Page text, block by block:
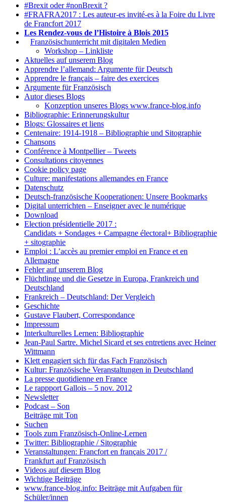
#Brexit oder #nonBrexit ?
#FRAFRA2017 : Les auteur-es invité-es à la Foire du Livre
de Francfort 2017
Les Rendez-vous de l’Histoire à Blois 2015
Französischunterricht mit digitalen Medien
Workshop – Linkliste
Aktuelles auf unserem Blog
Apprendre l’allemand: Argumente für Deutsch
Apprendre le français – faire des exercices
Argumente für Französisch
Autor dieses Blogs
Konzeption unseres Blogs www.france-blog.info
Bibliographie: Erinnerungskultur
Blogs: Glossaires et liens
Centenaire: 1914-1918 – Bibliographie und Sitographie
Chansons
Conférence à Montpellier – Tweets
Consultations citoyennes
Cookie policy page
Culture: manifestations allemandes en France
Datenschutz
Deutsch-französische Kooperationen: Unsere Bookmarks
Digital unterrichten – Enseigner avec le numérique
Download
Election présidentielle 2017 :
Candidats + Sondages + Campagne électoral+ Bibliographie
+ sitographie
Emploi : L’accès au premier emploi en France et en
Allemagne
Fehler auf unserem Blog
Flüchtlinge und die Gesetze in Europa, Frankreich und
Deutschland
Frankreich – Deutschland: Der Vergleich
Geschichte
Gustave Flaubert, Correspondance
Impressum
Interkulturelles Lernen: Bibliographie
Jean-Paul Sartre. Michel Sicard et ses entretiens avec Heiner
Wittmann
Klett engagiert sich für das Fach Französisch
Kultur: Französische Veranstaltungen in Deutschland
La presse quotidienne en France
Le rappport Gallois – 5 nov. 2012
Newsletter
Podcast – Son
Beiträge mit Ton
Suchen
Tools zum Französisch-Online-Lernen
Twitter: Bibliographie / Sitographie
Veranstaltungen: Francfort en français 2017 /
Frankfurt auf Französisch
Videos auf diesem Blog
Wichtige Beiträge
www.france-blog.info: Beiträge mit Aufgaben für
Schüler/innen